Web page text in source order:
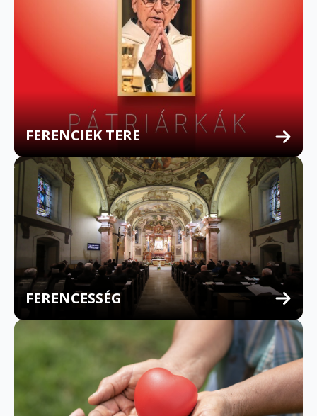
FERENCIEK TERE
FERENCESSÉG
MULTILINGUAL CONFESSION